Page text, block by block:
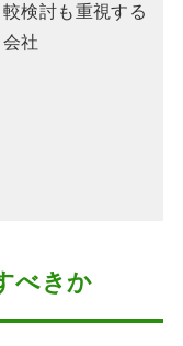
較検討も重視する
会社
べきか